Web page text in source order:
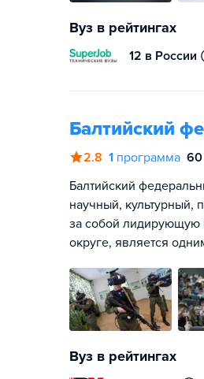
Вуз в рейтингах
12 в России
Балтийский
2.8 1 программа 60
Балтийский
научный, культурный,
за собой лидирующую
округе, является
Вуз в рейтингах